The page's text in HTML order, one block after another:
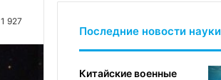
1 927
Последние новости науки
Китайские военные